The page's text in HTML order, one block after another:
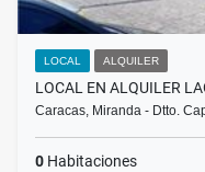
LOCAL ALQUILER
LOCAL EN ALQUILER
Caracas, Miranda - Dtto.
0 Habitaciones